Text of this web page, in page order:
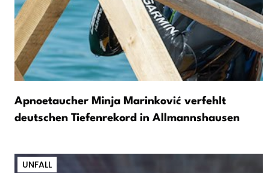
Apnoetaucher Minja Marinković verfehlt
deutschen Tiefenrekord in Allmannshausen
UNFALL